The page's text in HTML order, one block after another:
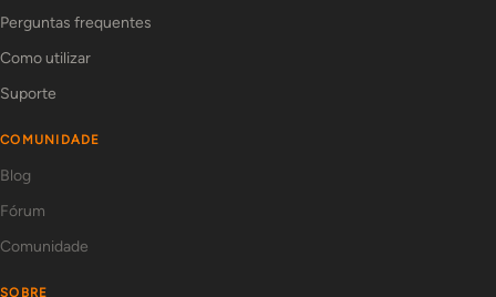
Perguntas frequentes
Como utilizar
Suporte
COMUNIDADE
Blog
Fórum
Comunidade
SOBRE